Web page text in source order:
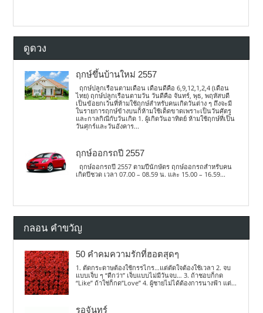
ดูดวง
ฤกษ์ขึ้นบ้านใหม่ 2557
ฤกษ์ปลูกเรือนตามเดือน เดือนดีคือ 6,9,12,1,2,4 (เดือน
ไทย) ฤกษ์ปลูกเรือนตามวัน วันดีคือ จันทร์, พุธ, พฤหัสบดี
เป็นข้อยกเว้นที่ห้ามใช้ฤกษ์สำหรับคนเกิดวันต่าง ๆ ถึงจะมี
ในรายการฤกษ์ข้างบนก็ห้ามใช้เด็ดขาดเพราะเป็นวันศัตรู
และกาลกิณีกับวันเกิด 1. ผู้เกิดวันอาทิตย์ ห้ามใช้ฤกษ์ที่เป็น
วันศุกร์และวันอังคาร...
ฤกษ์ออกรถปี 2557
ฤกษ์ออกรถปี 2557 ตามปีนักษัตร ฤกษ์ออกรถสำหรับคน
เกิดปีชวด เวลา 07.00 – 08.59 น. และ 15.00 – 16.59...
กลอน คำขวัญ
50 คำคมความรักที่ฮอตสุดๆ
1. ตัดกระดาษต้องใช้กรรไกร…แต่ตัดใจต้องใช้เวลา 2. จบ
แบบเจ็บ ๆ “ดีกว่า” เจ็บแบบไม่มีวันจบ… 3. ถ้าชอบก็กด
“Like” ถ้าใช่ก็กด”Love” 4. ผู้ชายไม่ได้ต้องการนางฟ้า แต่...
รอจันทร์